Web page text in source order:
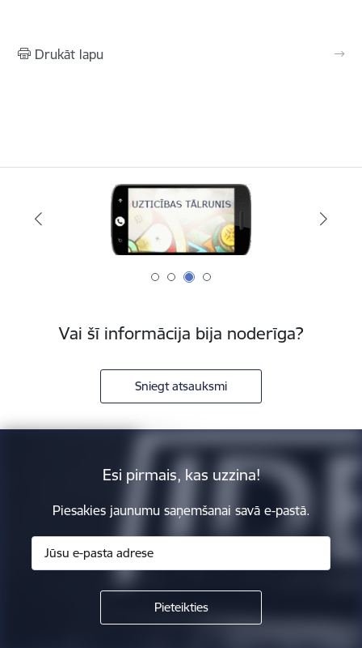
Drukāt lapu
Vai šī informācija bija noderīga?
Sniegt atsauksmi
Esi pirmais, kas uzzina!
Piesakies jaunumu saņemšanai savā e-pastā.